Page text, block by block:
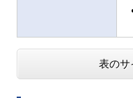
表のサ